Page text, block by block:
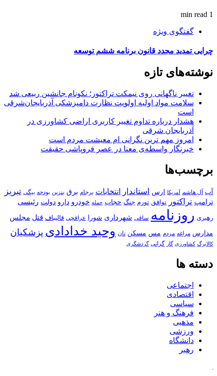
1 min read
گفتگوی ویژه
چرایی تمدید مجدد قانون برنامه ششم توسعه
نوشته‌های تازه
تغییر ناگهانی روی نیمکت تراکتور؛ نکونام جانشین ربیعی شد
سلامت مواد اولیه اولویت نظارت دامپزشکی آذربایجان‌شرقی
است
هشدار درباره تداوم تغییر کاربری اراضی کشاورزی در
آذربایجان شرقی
امروز مهم‌ ترین نگرانی‌ ام معیشت مردم است
خبرنگار واسطه‌ی معنا در عصر فروپاشی حقیقت
برچسب‌ها
آب آل هاشم آمریکا ارس استاندار انتخابات برجام برق بنزین بودجه بیگی تبریز
ترامپ تراکتور توافق تورم جنگ حجاب حمله خودرو دارو دولت رئیسی
رهبری روزنامه ساقی شهرداری شورا عراقچی قالیباف قتل مجلس
مدارس مراغه مردم مس مسکن نان وحید خدادادی پزشکیان
کالابرگ کشاورزی گاز گرانی گردشگری
دسته ها
اجتماعی
اقتصادی
سیاسی
فرهنگ و هنر
مذهبی
ورزشی
دانشگاه
رهبر